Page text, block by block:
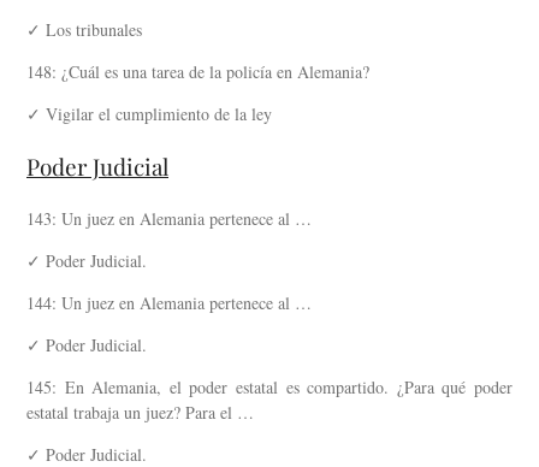
✓ Los tribunales
148: ¿Cuál es una tarea de la policía en Alemania?
✓ Vigilar el cumplimiento de la ley
Poder Judicial
143: Un juez en Alemania pertenece al …
✓ Poder Judicial.
144: Un juez en Alemania pertenece al …
✓ Poder Judicial.
145: En Alemania, el poder estatal es compartido. ¿Para qué poder
estatal trabaja un juez? Para el …
✓ Poder Judicial.